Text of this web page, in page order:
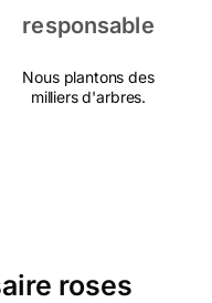
responsable
Nous plantons des
milliers d'arbres.
roses